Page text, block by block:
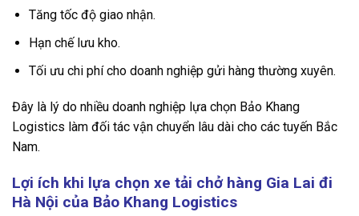
Tăng tốc độ giao nhận.
Hạn chế lưu kho.
Tối ưu chi phí cho doanh nghiệp gửi hàng thường xuyên.
Đây là lý do nhiều doanh nghiệp lựa chọn Bảo Khang
Logistics làm đối tác vận chuyển lâu dài cho các tuyến Bắc
Nam.
Lợi ích khi lựa chọn xe tải chở hàng Gia Lai đi
Hà Nội của Bảo Khang Logistics